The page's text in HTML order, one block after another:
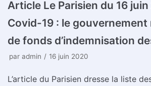
Article Le Parisien du 16
Covid-19 : le gouvernement
de fonds d’indemnisation
par admin 16 juin 2020
L’article du Parisien dresse la liste